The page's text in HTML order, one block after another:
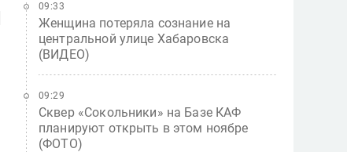
Женщина потеряла сознание на
центральной улице Хабаровска
(ВИДЕО)
09:33
Сквер «Сокольники» на Базе КАФ
планируют открыть в этом ноябре
(ФОТО)
09:29